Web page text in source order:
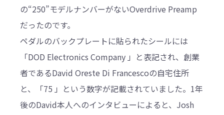
の“250”モデルナンバーがないOverdrive Preamp
だったのです。
ペダルのバックプレートに貼られたシールには
「DOD Electronics Company 」と表記され、創業
者であるDavid Oreste Di Francescoの自宅住所
と、「75 」という数字が記載されていました。1年
後のDavid本人へのインタビューによると、Josh